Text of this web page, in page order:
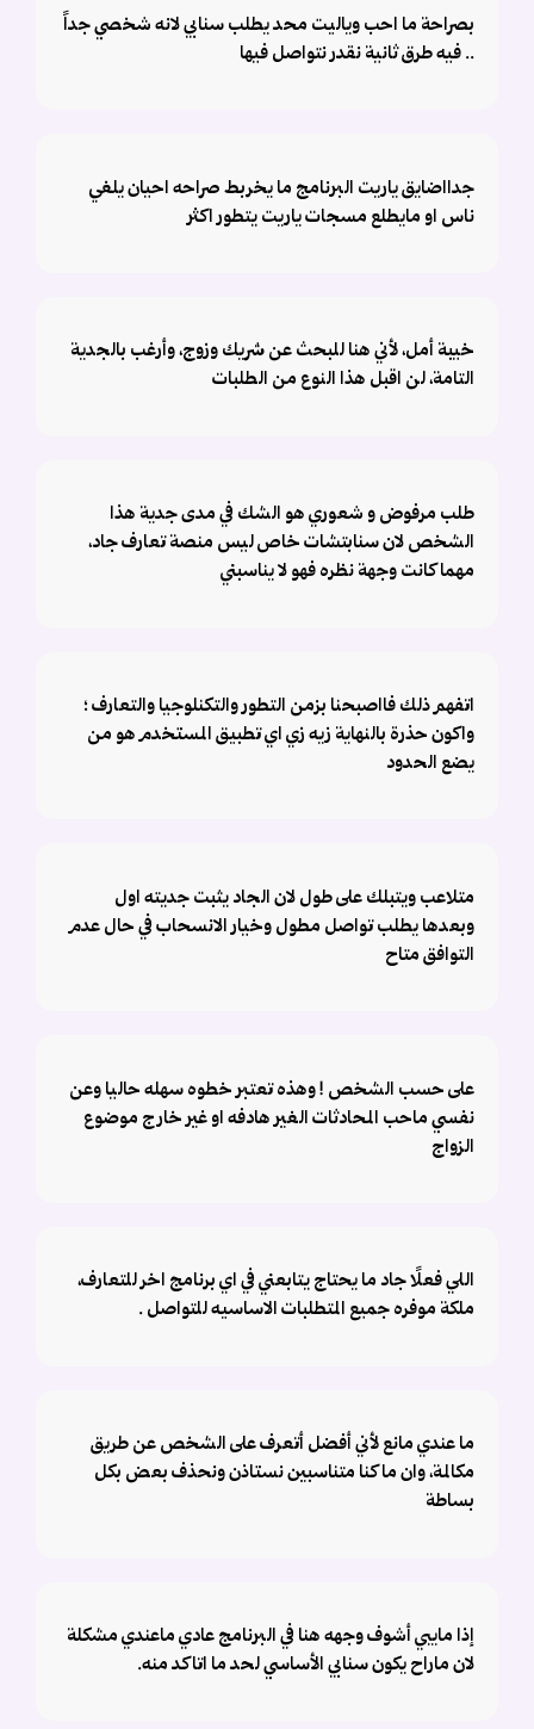
بصراحة ما احب وياليت محد يطلب سنابي لانه شخصي جداً
.. فيه طرق ثانية نقدر نتواصل فيها
جدااضايق ياريت البرنامج ما يخربط صراحه احيان يلغي
ناس او مايطلع مسجات ياريت يتطور اكثر
خيبة أمل، لأني هنا للبحث عن شريك وزوج، وأرغب بالجدية
التامة، لن اقبل هذا النوع من الطلبات
طلب مرفوض و شعوري هو الشك في مدى جدية هذا
الشخص لان سنابتشات خاص ليس منصة تعارف جاد،
مهما كانت وجهة نظره فهو لا يناسبني
اتفهم ذلك فااصبحنا بزمن التطور والتكنلوجيا والتعارف ؛
واكون حذرة بالنهاية زيه زي اي تطبيق المستخدم هو من
يضع الحدود
متلاعب ويتبلك على طول لان الجاد يثبت جديته اول
وبعدها يطلب تواصل مطول وخيار الانسحاب في حال عدم
التوافق متاح
على حسب الشخص ! وهذه تعتبر خطوه سهله حاليا وعن
نفسي ماحب المحادثات الغير هادفه او غير خارج موضوع
الزواج
اللي فعلًا جاد ما يحتاج يتابعني في اي برنامج اخر للتعارف،
ملكة موفره جميع المتطلبات الاساسيه للتواصل .
ما عندي مانع لأني أفضل أتعرف على الشخص عن طريق
مكالمة، وان ما كنا متناسبين نستاذن ونحذف بعض بكل
بساطة
إذا مايبي أشوف وجهه هنا في البرنامج عادي ماعندي مشكلة
لان ماراح يكون سنابي الأساسي لحد ما اتاكد منه.